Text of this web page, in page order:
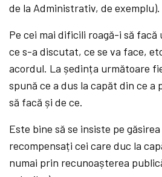
de la Administrativ, de exemplu).
Pe cei mai dificili roagă-i să facă
ce s-a discutat, ce se va face,
acordul. La ședința următoare
spună ce a dus la capăt din ce a
să facă și de ce.
Este bine să se insiste pe găsirea
recompensați cei care duc la
numai prin recunoașterea